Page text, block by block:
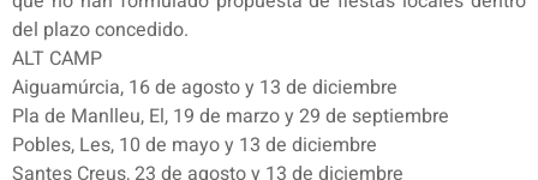
del plazo concedido.
ALT CAMP
Aiguamúrcia, 16 de agosto y 13 de diciembre
Pla de Manlleu, El, 19 de marzo y 29 de septiembre
Pobles, Les, 10 de mayo y 13 de diciembre